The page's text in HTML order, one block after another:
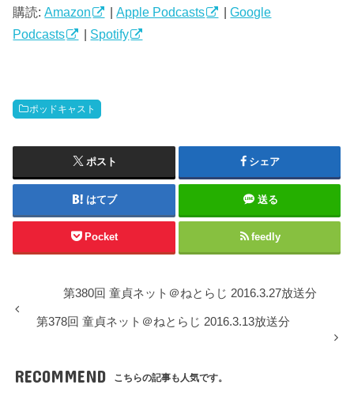
ー
ヤ
購読:Amazon |Apple Podcasts |Google
Podcasts
| Spotify
ポッドキャスト
ポスト シェア
はてブ 送る
Pocket feedly
第380回 童貞ネット＠ねとらじ 2016.3.27放送分
第378回 童貞ネット＠ねとらじ 2016.3.13放送分
RECOMMEND こちらの記事も人気です。